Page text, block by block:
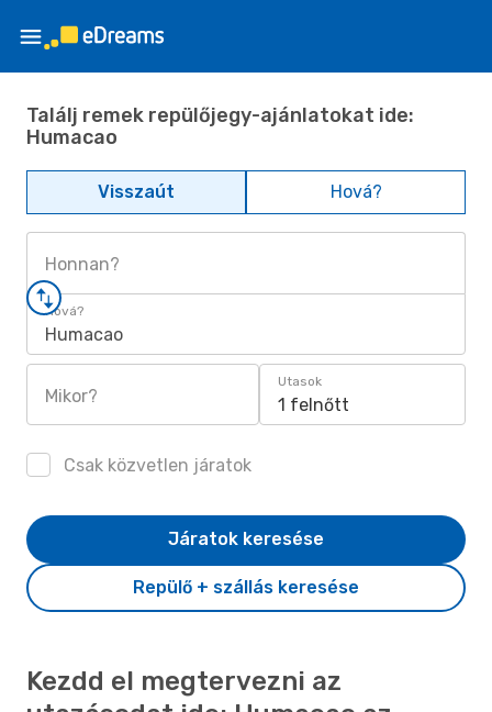
Találj remek repülőjegy-ajánlatokat ide:
Humacao
Visszaút Hová?
Honnan?
Hová?
Humacao
Mikor?
Utasok
1 felnőtt
Csak közvetlen járatok
Repülő + szállás keresése
Járatok keresése
Kezdd el megtervezni az